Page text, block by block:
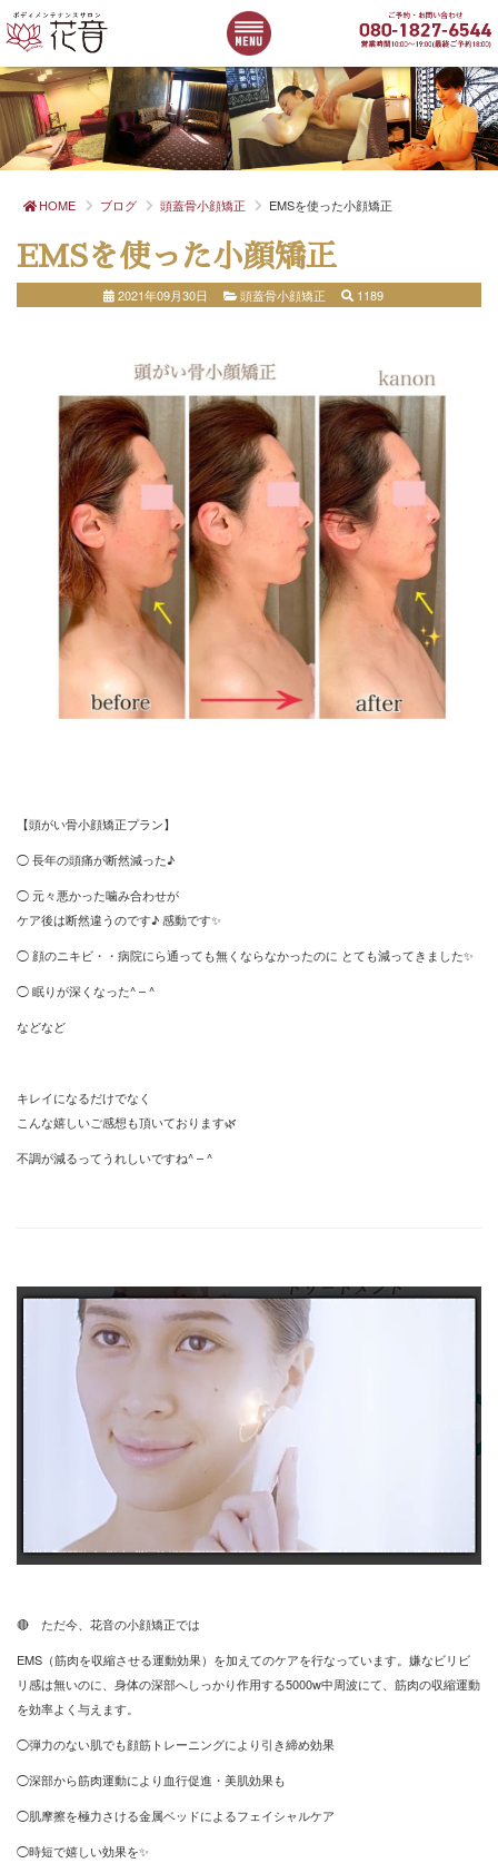
HOME ブログ 頭蓋骨小顔矯正 EMSを使った小顔矯正
EMSを使った小顔矯正
2021年09月30日 頭蓋骨小顔矯正 1189
【頭がい骨小顔矯正プラン】
◯ 長年の頭痛が断然減った♪
◯ 元々悪かった噛み合わせが
ケア後は断然違うのです♪ 感動です✨
◯ 顔のニキビ・・病院にら通っても無くならなかったのに とても減ってきました✨
◯ 眠りが深くなった^ – ^
などなど
キレイになるだけでなく
こんな嬉しいご感想も頂いております🌿
不調が減るってうれしいですね^ – ^
🔴 ただ今、花音の小顔矯正では
EMS（筋肉を収縮させる運動効果）を加えてのケアを行なっています。嫌なビリビ
リ感は無いのに、身体の深部へしっかり作用する5000w中周波にて、筋肉の収縮運動
を効率よく与えます。
◯弾力のない肌でも顔筋トレーニングにより引き締め効果
◯深部から筋肉運動により血行促進・美肌効果も
◯肌摩擦を極力さける金属ベッドによるフェイシャルケア
◯時短で嬉しい効果を✨